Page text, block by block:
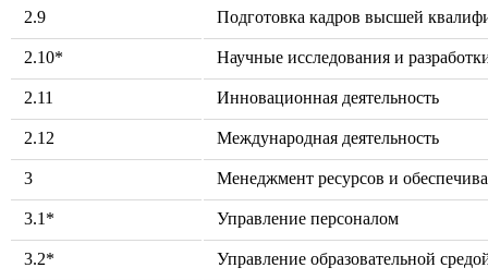
2.9 Подготовка кадров высшей
2.10* Научные исследования и
2.11 Инновационная деятельность
2.12 Международная деятельность
3 Менеджмент ресурсов и
3.1* Управление персоналом
3.2* Управление образовательной